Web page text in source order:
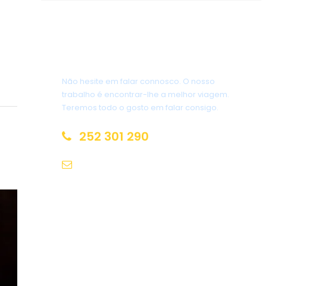
Não hesite em falar connosco. O nosso
trabalho é encontrar-lhe a melhor viagem.
Teremos todo o gosto em falar consigo.
252 301 290